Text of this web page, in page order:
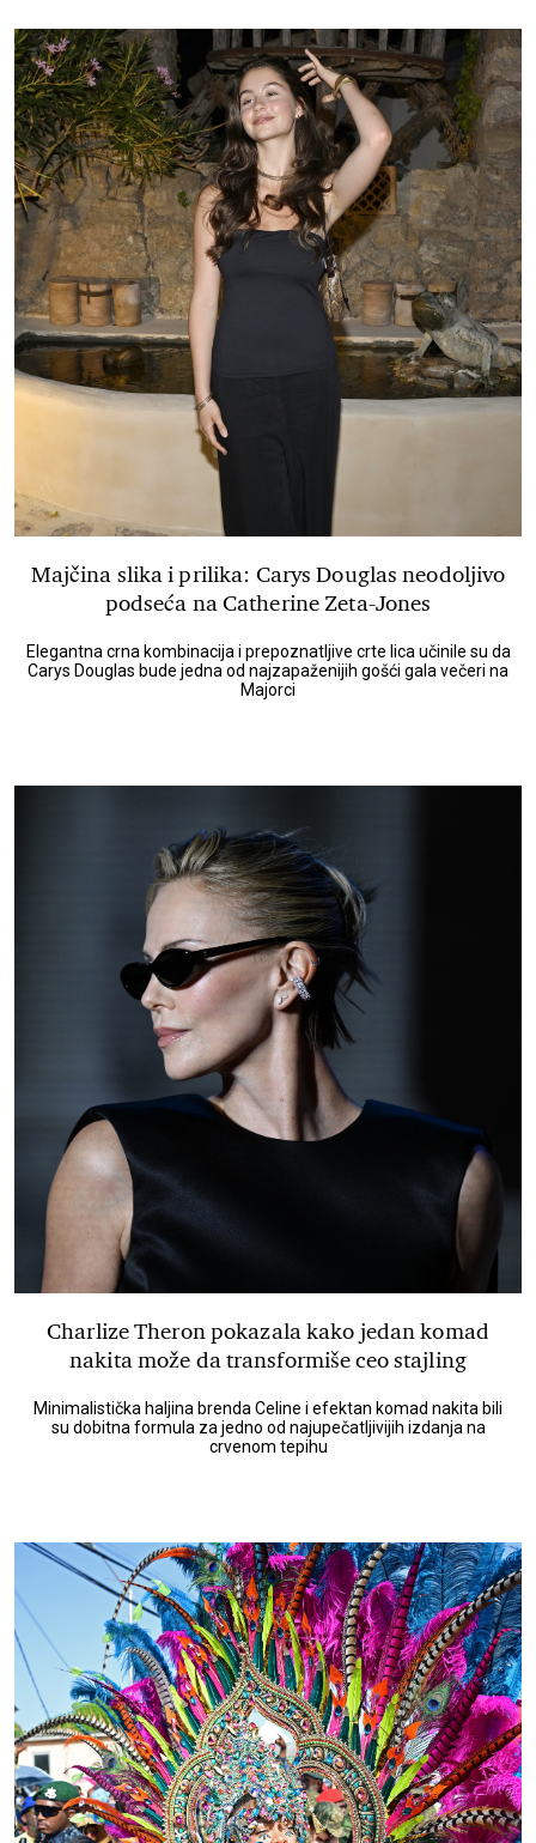
Majčina slika i prilika: Carys Douglas neodoljivo
podseća na Catherine Zeta-Jones
Elegantna crna kombinacija i prepoznatljive crte lica učinile su da
Carys Douglas bude jedna od najzapaženijih gošći gala večeri na
Majorci
Charlize Theron pokazala kako jedan komad
nakita može da transformiše ceo stajling
Minimalistička haljina brenda Celine i efektan komad nakita bili
su dobitna formula za jedno od najupečatljivijih izdanja na
crvenom tepihu